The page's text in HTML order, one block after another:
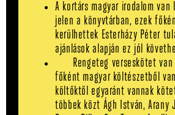
A kortárs magyar irodalom van
jelen a könyvtárban, ezek
kerülhettek Esterházy Péter
ajánlások alapján ez jól
Rengeteg verseskötet
főként magyar költészetből
költőktől egyaránt vannak
többek közt Ágh István, Arany